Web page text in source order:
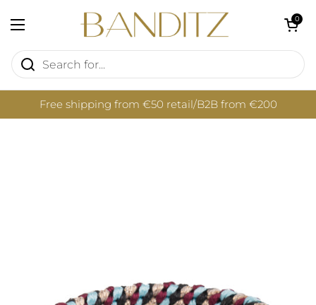
Open menu
Open cart
0
Free shipping from €50 retail/B2B from €200